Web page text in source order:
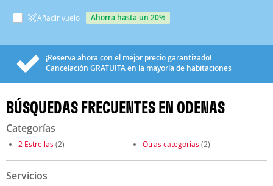
Añadir vuelo ahorra hasta un 20%
¡Reserva ahora con el mejor precio garantizado!
Cancelación GRATUITAen la mayoría de habitaciones
BÚSQUEDAS FRECUENTES EN ODENAS
Categorías
2 Estrellas (2) Otras categorías (2)
Servicios